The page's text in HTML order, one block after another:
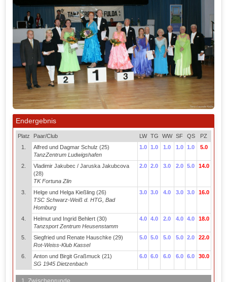
Endergebnis
Platz Paar/Club LW TG WW SF QS
PZ
1.
Alfred und Dagmar Schulz (25)
TanzZentrum Ludwigshafen
1.0 1.0 1.0 1.0 1.0 5.0
2.
Vladimir Jakubec / Jaruska Jakubcova
(28)
TK Fortuna Zlin
2.0 2.0 3.0 2.0 5.0 14.0
3.
Helge und Helga Kießling (26)
TSC Schwarz-Weiß d. HTG, Bad
Homburg
3.0 3.0 4.0 3.0 3.0 16.0
4.
Helmut und Ingrid Behlert (30)
Tanzsport Zentrum Heusenstamm
4.0 4.0 2.0 4.0 4.0 18.0
5.
Siegfried und Renate Hauschke (29)
Rot-Weiss-Klub Kassel
5.0 5.0 5.0 5.0 2.0 22.0
6.
Anton und Birgit Graßmuck (21)
SG 1945 Dietzenbach
6.0 6.0 6.0 6.0 6.0 30.0